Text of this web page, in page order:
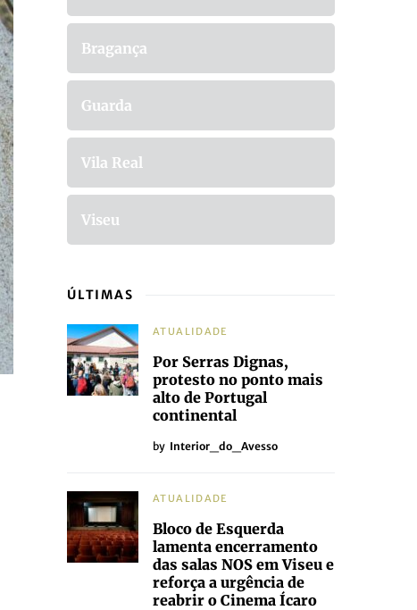
Bragança
Guarda
Vila Real
Viseu
ÚLTIMAS
ATUALIDADE
Por Serras Dignas,
protesto no ponto mais
alto de Portugal
continental
by Interior_do_Avesso
ATUALIDADE
Bloco de Esquerda
lamenta encerramento
das salas NOS em Viseu e
reforça a urgência de
reabrir o Cinema Ícaro